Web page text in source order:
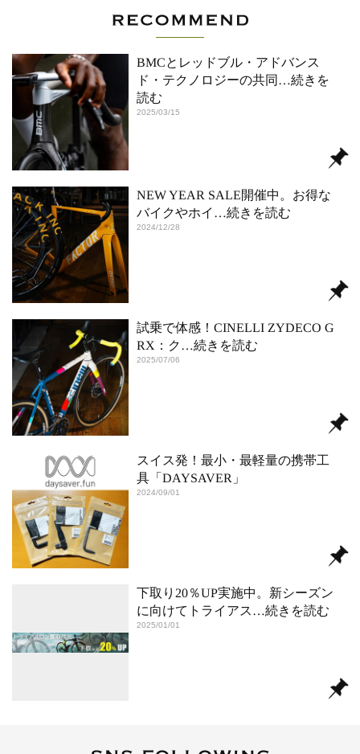
BMCとレッドブル・アドバンス
ド・テクノロジーの共同 …続きを
読む
2025/03/15
NEW YEAR SALE開催中。お得な
バイクやホイ …続きを読む
2024/12/28
試乗で体感！CINELLI ZYDECO G
RX：ク …続きを読む
2025/07/06
スイス発！最小・最軽量の携帯工
具「DAYSAVER」
2024/09/01
下取り20％UP実施中。新シーズン
に向けてトライアス …続きを読む
2025/01/01